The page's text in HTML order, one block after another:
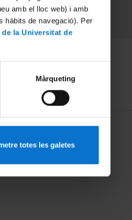
amb el lloc web) i amb
hàbits de navegació). Per
la Universitat de
Màrqueting
totes les galetes